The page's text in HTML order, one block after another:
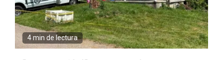
4 min de lectura